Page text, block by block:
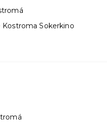
Sokerkino